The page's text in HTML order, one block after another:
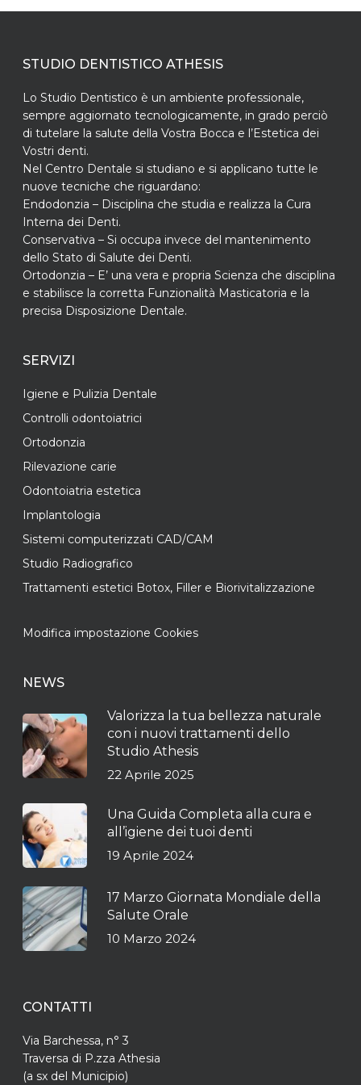
STUDIO DENTISTICO ATHESIS
Lo Studio Dentistico è un ambiente professionale,
sempre aggiornato tecnologicamente, in grado perciò
di tutelare la salute della Vostra Bocca e l’Estetica dei
Vostri denti.
Nel Centro Dentale si studiano e si applicano tutte le
nuove tecniche che riguardano:
Endodonzia – Disciplina che studia e realizza la Cura
Interna dei Denti.
Conservativa – Si occupa invece del mantenimento
dello Stato di Salute dei Denti.
Ortodonzia – E’ una vera e propria Scienza che disciplina
e stabilisce la corretta Funzionalità Masticatoria e la
precisa Disposizione Dentale.
SERVIZI
Igiene e Pulizia Dentale
Controlli odontoiatrici
Ortodonzia
Rilevazione carie
Odontoiatria estetica
Implantologia
Sistemi computerizzati CAD/CAM
Studio Radiografico
Trattamenti estetici Botox, Filler e Biorivitalizzazione
Modifica impostazione Cookies
NEWS
Valorizza la tua bellezza naturale
con i nuovi trattamenti dello
Studio Athesis
22 Aprile 2025
Una Guida Completa alla cura e
all’igiene dei tuoi denti
19 Aprile 2024
17 Marzo Giornata Mondiale della
Salute Orale
10 Marzo 2024
CONTATTI
Via Barchessa, n° 3
Traversa di P.zza Athesia
(a sx del Municipio)